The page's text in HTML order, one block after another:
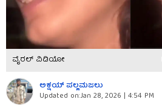
ವೈರಲ್​ ವಿಡಿಯೋ
ಅಕ್ಷಯ್​ ಪಲ್ಲಮಜಲು​​
Updated on:Jan 28, 2026 | 4:54 PM